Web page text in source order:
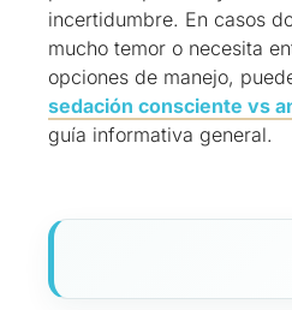
incertidumbre. En casos
mucho temor o necesita
opciones de manejo,
sedación consciente vs
guía informativa general.